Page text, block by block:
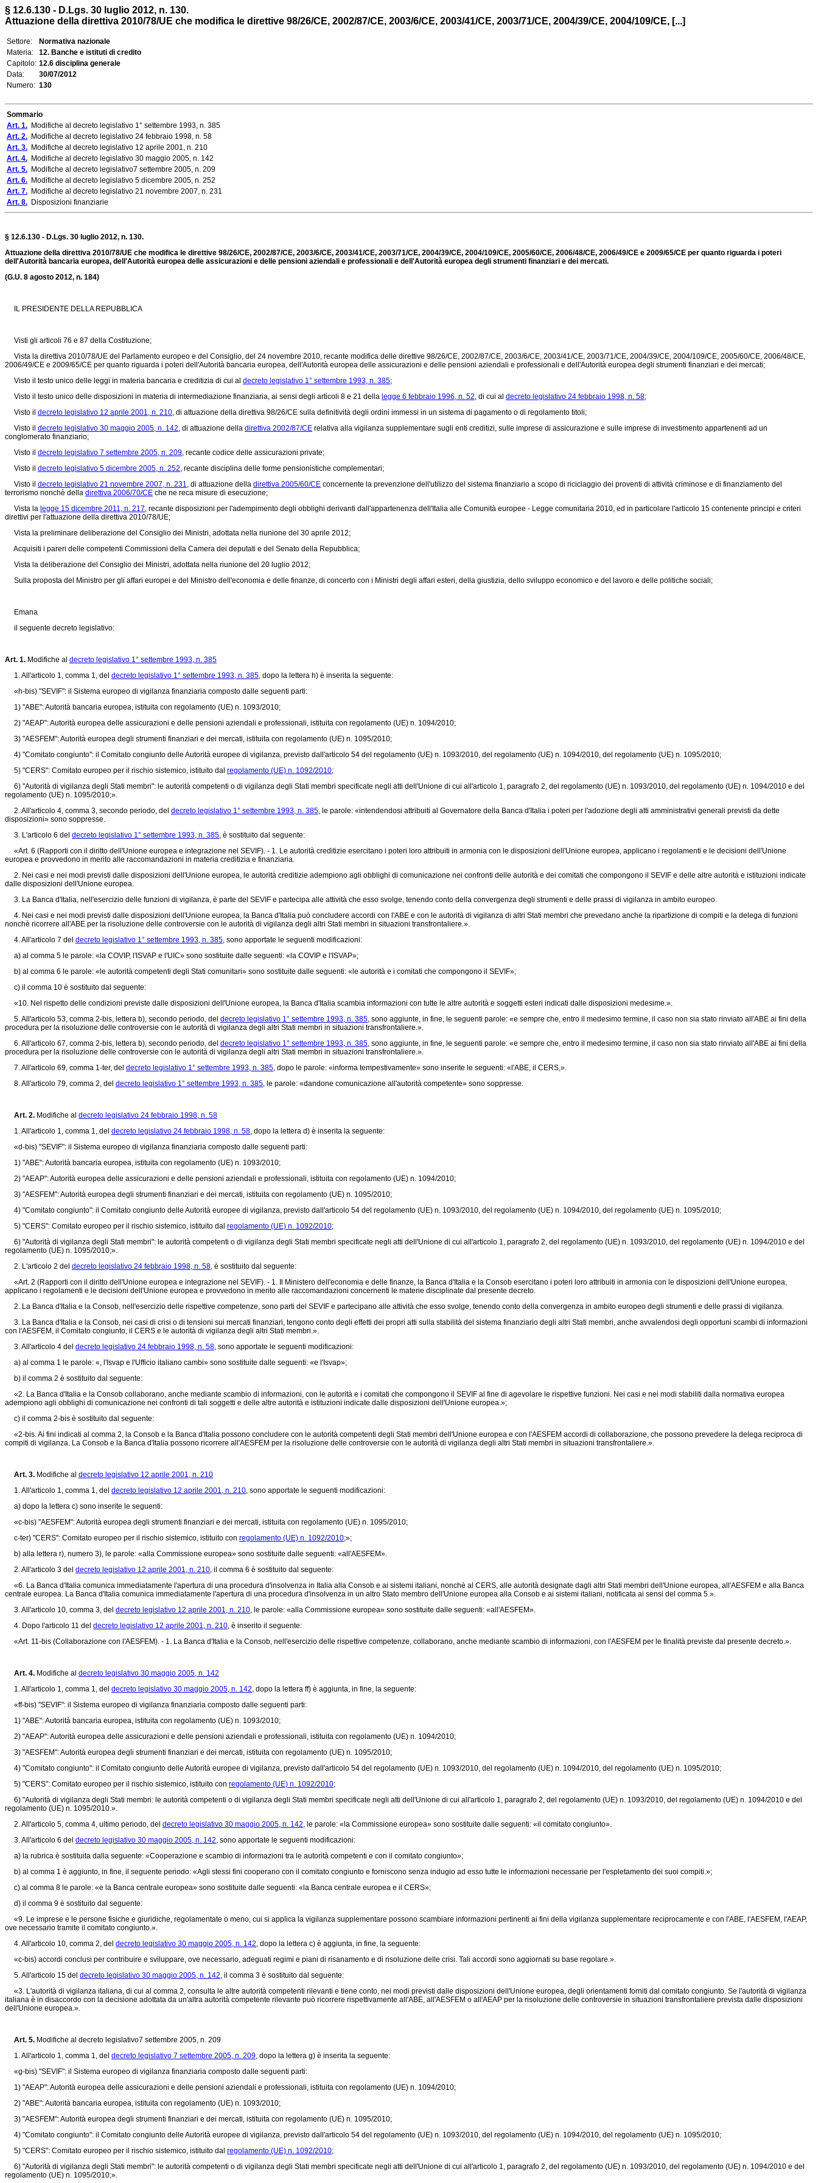
§ 12.6.130 - D.Lgs. 30 luglio 2012, n. 130.
Attuazione della direttiva 2010/78/UE che modifica le direttive 98/26/CE, 2002/87/CE, 2003/6/CE, 2003/41/CE, 2003/71/CE, 2004/39/CE, 2004/109/CE, [...]
Settore:
Normativa nazionale
Materia:
12. Banche e istituti di credito
Capitolo: 12.6 disciplina generale
Data:
30/07/2012
Numero: 130
Sommario
Art. 1. Modifiche al decreto legislativo 1° settembre 1993, n. 385
Art. 2. Modifiche al decreto legislativo 24 febbraio 1998, n. 58
Art. 3. Modifiche al decreto legislativo 12 aprile 2001, n. 210
Art. 4. Modifiche al decreto legislativo 30 maggio 2005, n. 142
Art. 5. Modifiche al decreto legislativo7 settembre 2005, n. 209
Art. 6. Modifiche al decreto legislativo 5 dicembre 2005, n. 252
Art. 7. Modifiche al decreto legislativo 21 novembre 2007, n. 231
Art. 8. Disposizioni finanziarie
§ 12.6.130 - D.Lgs. 30 luglio 2012, n. 130.
Attuazione della direttiva 2010/78/UE che modifica le direttive 98/26/CE, 2002/87/CE, 2003/6/CE, 2003/41/CE, 2003/71/CE, 2004/39/CE, 2004/109/CE, 2005/60/CE, 2006/48/CE, 2006/49/CE e 2009/65/CE per quanto riguarda i poteri
dell'Autorità bancaria europea, dell'Autorità europea delle assicurazioni e delle pensioni aziendali e professionali e dell'Autorità europea degli strumenti finanziari e dei mercati.
(G.U. 8 agosto 2012, n. 184)
IL PRESIDENTE DELLA REPUBBLICA
Visti gli articoli 76 e 87 della Costituzione;
Vista la direttiva 2010/78/UE del Parlamento europeo e del Consiglio, del 24 novembre 2010, recante modifica delle direttive 98/26/CE, 2002/87/CE, 2003/6/CE, 2003/41/CE, 2003/71/CE, 2004/39/CE, 2004/109/CE, 2005/60/CE, 2006/48/CE,
2006/49/CE e 2009/65/CE per quanto riguarda i poteri dell'Autorità bancaria europea, dell'Autorità europea delle assicurazioni e delle pensioni aziendali e professionali e dell'Autorità europea degli strumenti finanziari e dei mercati;
Visto il testo unico delle leggi in materia bancaria e creditizia di cui al decreto legislativo 1° settembre 1993, n. 385;
Visto il testo unico delle disposizioni in materia di intermediazione finanziaria, ai sensi degli articoli 8 e 21 della legge 6 febbraio 1996, n. 52, di cui al decreto legislativo 24 febbraio 1998, n. 58;
Visto il decreto legislativo 12 aprile 2001, n. 210, di attuazione della direttiva 98/26/CE sulla definitività degli ordini immessi in un sistema di pagamento o di regolamento titoli;
Visto il decreto legislativo 30 maggio 2005, n. 142, di attuazione della direttiva 2002/87/CE relativa alla vigilanza supplementare sugli enti creditizi, sulle imprese di assicurazione e sulle imprese di investimento appartenenti ad un
conglomerato finanziario;
Visto il decreto legislativo 7 settembre 2005, n. 209, recante codice delle assicurazioni private;
Visto il decreto legislativo 5 dicembre 2005, n. 252, recante disciplina delle forme pensionistiche complementari;
Visto il decreto legislativo 21 novembre 2007, n. 231, di attuazione della direttiva 2005/60/CE concernente la prevenzione dell'utilizzo del sistema finanziario a scopo di riciclaggio dei proventi di attività criminose e di finanziamento del
terrorismo nonchè della direttiva 2006/70/CE che ne reca misure di esecuzione;
Vista la legge 15 dicembre 2011, n. 217, recante disposizioni per l'adempimento degli obblighi derivanti dall'appartenenza dell'Italia alle Comunità europee - Legge comunitaria 2010, ed in particolare l'articolo 15 contenente principi e criteri
direttivi per l'attuazione della direttiva 2010/78/UE;
Vista la preliminare deliberazione del Consiglio dei Ministri, adottata nella riunione del 30 aprile 2012;
Acquisiti i pareri delle competenti Commissioni della Camera dei deputati e del Senato della Repubblica;
Vista la deliberazione del Consiglio dei Ministri, adottata nella riunione del 20 luglio 2012;
Sulla proposta del Ministro per gli affari europei e del Ministro dell'economia e delle finanze, di concerto con i Ministri degli affari esteri, della giustizia, dello sviluppo economico e del lavoro e delle politiche sociali;
Emana
il seguente decreto legislativo:
Art. 1. Modifiche al decreto legislativo 1° settembre 1993, n. 385
1. All'articolo 1, comma 1, del decreto legislativo 1° settembre 1993, n. 385, dopo la lettera h) è inserita la seguente:
«h-bis) "SEVIF": il Sistema europeo di vigilanza finanziaria composto dalle seguenti parti:
1) "ABE": Autorità bancaria europea, istituita con regolamento (UE) n. 1093/2010;
2) "AEAP": Autorità europea delle assicurazioni e delle pensioni aziendali e professionali, istituita con regolamento (UE) n. 1094/2010;
3) "AESFEM": Autorità europea degli strumenti finanziari e dei mercati, istituita con regolamento (UE) n. 1095/2010;
4) "Comitato congiunto": il Comitato congiunto delle Autorità europee di vigilanza, previsto dall'articolo 54 del regolamento (UE) n. 1093/2010, del regolamento (UE) n. 1094/2010, del regolamento (UE) n. 1095/2010;
5) "CERS": Comitato europeo per il rischio sistemico, istituito dal regolamento (UE) n. 1092/2010;
6) "Autorità di vigilanza degli Stati membri": le autorità competenti o di vigilanza degli Stati membri specificate negli atti dell'Unione di cui all'articolo 1, paragrafo 2, del regolamento (UE) n. 1093/2010, del regolamento (UE) n. 1094/2010 e del
regolamento (UE) n. 1095/2010;».
2. All'articolo 4, comma 3, secondo periodo, del decreto legislativo 1° settembre 1993, n. 385, le parole: «intendendosi attribuiti al Governatore della Banca d'Italia i poteri per l'adozione degli atti amministrativi generali previsti da dette
disposizioni» sono soppresse.
3. L'articolo 6 del decreto legislativo 1° settembre 1993, n. 385, è sostituito dal seguente:
«Art. 6 (Rapporti con il diritto dell'Unione europea e integrazione nel SEVIF). - 1. Le autorità creditizie esercitano i poteri loro attribuiti in armonia con le disposizioni dell'Unione europea, applicano i regolamenti e le decisioni dell'Unione
europea e provvedono in merito alle raccomandazioni in materia creditizia e finanziaria.
2. Nei casi e nei modi previsti dalle disposizioni dell'Unione europea, le autorità creditizie adempiono agli obblighi di comunicazione nei confronti delle autorità e dei comitati che compongono il SEVIF e delle altre autorità e istituzioni indicate
dalle disposizioni dell'Unione europea.
3. La Banca d'Italia, nell'esercizio delle funzioni di vigilanza, è parte del SEVIF e partecipa alle attività che esso svolge, tenendo conto della convergenza degli strumenti e delle prassi di vigilanza in ambito europeo.
4. Nei casi e nei modi previsti dalle disposizioni dell'Unione europea, la Banca d'Italia può concludere accordi con l'ABE e con le autorità di vigilanza di altri Stati membri che prevedano anche la ripartizione di compiti e la delega di funzioni
nonchè ricorrere all'ABE per la risoluzione delle controversie con le autorità di vigilanza degli altri Stati membri in situazioni transfrontaliere.».
4. All'articolo 7 del decreto legislativo 1° settembre 1993, n. 385, sono apportate le seguenti modificazioni:
a) al comma 5 le parole: «la COVIP, l'ISVAP e l'UIC» sono sostituite dalle seguenti: «la COVIP e l'ISVAP»;
b) al comma 6 le parole: «le autorità competenti degli Stati comunitari» sono sostituite dalle seguenti: «le autorità e i comitati che compongono il SEVIF»;
c) il comma 10 è sostituito dal seguente:
«10. Nel rispetto delle condizioni previste dalle disposizioni dell'Unione europea, la Banca d'Italia scambia informazioni con tutte le altre autorità e soggetti esteri indicati dalle disposizioni medesime.».
5. All'articolo 53, comma 2-bis, lettera b), secondo periodo, del decreto legislativo 1° settembre 1993, n. 385, sono aggiunte, in fine, le seguenti parole: «e sempre che, entro il medesimo termine, il caso non sia stato rinviato all'ABE ai fini della
procedura per la risoluzione delle controversie con le autorità di vigilanza degli altri Stati membri in situazioni transfrontaliere.».
6. All'articolo 67, comma 2-bis, lettera b), secondo periodo, del decreto legislativo 1° settembre 1993, n. 385, sono aggiunte, in fine, le seguenti parole: «e sempre che, entro il medesimo termine, il caso non sia stato rinviato all'ABE ai fini della
procedura per la risoluzione delle controversie con le autorità di vigilanza degli altri Stati membri in situazioni transfrontaliere.».
7. All'articolo 69, comma 1-ter, del decreto legislativo 1° settembre 1993, n. 385, dopo le parole: «informa tempestivamente» sono inserite le seguenti: «l'ABE, il CERS,».
8. All'articolo 79, comma 2, del decreto legislativo 1° settembre 1993, n. 385, le parole: «dandone comunicazione all'autorità competente» sono soppresse.
Art. 2. Modifiche al decreto legislativo 24 febbraio 1998, n. 58
1. All'articolo 1, comma 1, del decreto legislativo 24 febbraio 1998, n. 58, dopo la lettera d) è inserita la seguente:
«d-bis) "SEVIF": il Sistema europeo di vigilanza finanziaria composto dalle seguenti parti:
1) "ABE": Autorità bancaria europea, istituita con regolamento (UE) n. 1093/2010;
2) "AEAP": Autorità europea delle assicurazioni e delle pensioni aziendali e professionali, istituita con regolamento (UE) n. 1094/2010;
3) "AESFEM": Autorità europea degli strumenti finanziari e dei mercati, istituita con regolamento (UE) n. 1095/2010;
4) "Comitato congiunto": il Comitato congiunto delle Autorità europee di vigilanza, previsto dall'articolo 54 del regolamento (UE) n. 1093/2010, del regolamento (UE) n. 1094/2010, del regolamento (UE) n. 1095/2010;
5) "CERS": Comitato europeo per il rischio sistemico, istituito dal regolamento (UE) n. 1092/2010;
6) "Autorità di vigilanza degli Stati membri": le autorità competenti o di vigilanza degli Stati membri specificate negli atti dell'Unione di cui all'articolo 1, paragrafo 2, del regolamento (UE) n. 1093/2010, del regolamento (UE) n. 1094/2010 e del
regolamento (UE) n. 1095/2010;».
2. L'articolo 2 del decreto legislativo 24 febbraio 1998, n. 58, è sostituito dal seguente:
«Art. 2 (Rapporti con il diritto dell'Unione europea e integrazione nel SEVIF). - 1. Il Ministero dell'economia e delle finanze, la Banca d'Italia e la Consob esercitano i poteri loro attribuiti in armonia con le disposizioni dell'Unione europea,
applicano i regolamenti e le decisioni dell'Unione europea e provvedono in merito alle raccomandazioni concernenti le materie disciplinate dal presente decreto.
2. La Banca d'Italia e la Consob, nell'esercizio delle rispettive competenze, sono parti del SEVIF e partecipano alle attività che esso svolge, tenendo conto della convergenza in ambito europeo degli strumenti e delle prassi di vigilanza.
3. La Banca d'Italia e la Consob, nei casi di crisi o di tensioni sui mercati finanziari, tengono conto degli effetti dei propri atti sulla stabilità del sistema finanziario degli altri Stati membri, anche avvalendosi degli opportuni scambi di informazioni
con l'AESFEM, il Comitato congiunto, il CERS e le autorità di vigilanza degli altri Stati membri.».
3. All'articolo 4 del decreto legislativo 24 febbraio 1998, n. 58, sono apportate le seguenti modificazioni:
a) al comma 1 le parole: «, l'Isvap e l'Ufficio italiano cambi» sono sostituite dalle seguenti: «e l'Isvap»;
b) il comma 2 è sostituito dal seguente:
«2. La Banca d'Italia e la Consob collaborano, anche mediante scambio di informazioni, con le autorità e i comitati che compongono il SEVIF al fine di agevolare le rispettive funzioni. Nei casi e nei modi stabiliti dalla normativa europea
adempiono agli obblighi di comunicazione nei confronti di tali soggetti e delle altre autorità e istituzioni indicate dalle disposizioni dell'Unione europea.»;
c) il comma 2-bis è sostituito dal seguente:
«2-bis. Ai fini indicati al comma 2, la Consob e la Banca d'Italia possono concludere con le autorità competenti degli Stati membri dell'Unione europea e con l'AESFEM accordi di collaborazione, che possono prevedere la delega reciproca di
compiti di vigilanza. La Consob e la Banca d'Italia possono ricorrere all'AESFEM per la risoluzione delle controversie con le autorità di vigilanza degli altri Stati membri in situazioni transfrontaliere.».
Art. 3. Modifiche al decreto legislativo 12 aprile 2001, n. 210
1. All'articolo 1, comma 1, del decreto legislativo 12 aprile 2001, n. 210, sono apportate le seguenti modificazioni:
a) dopo la lettera c) sono inserite le seguenti:
«c-bis) "AESFEM": Autorità europea degli strumenti finanziari e dei mercati, istituita con regolamento (UE) n. 1095/2010;
c-ter) "CERS": Comitato europeo per il rischio sistemico, istituito con regolamento (UE) n. 1092/2010;»;
b) alla lettera r), numero 3), le parole: «alla Commissione europea» sono sostituite dalle seguenti: «all'AESFEM».
2. All'articolo 3 del decreto legislativo 12 aprile 2001, n. 210, il comma 6 è sostituito dal seguente:
«6. La Banca d'Italia comunica immediatamente l'apertura di una procedura d'insolvenza in Italia alla Consob e ai sistemi italiani, nonchè al CERS, alle autorità designate dagli altri Stati membri dell'Unione europea, all'AESFEM e alla Banca
centrale europea. La Banca d'Italia comunica immediatamente l'apertura di una procedura d'insolvenza in un altro Stato membro dell'Unione europea alla Consob e ai sistemi italiani, notificata ai sensi del comma 5.».
3. All'articolo 10, comma 3, del decreto legislativo 12 aprile 2001, n. 210, le parole: «alla Commissione europea» sono sostituite dalle seguenti: «all'AESFEM».
4. Dopo l'articolo 11 del decreto legislativo 12 aprile 2001, n. 210, è inserito il seguente:
«Art. 11-bis (Collaborazione con l'AESFEM). - 1. La Banca d'Italia e la Consob, nell'esercizio delle rispettive competenze, collaborano, anche mediante scambio di informazioni, con l'AESFEM per le finalità previste dal presente decreto.».
Art. 4. Modifiche al decreto legislativo 30 maggio 2005, n. 142
1. All'articolo 1, comma 1, del decreto legislativo 30 maggio 2005, n. 142, dopo la lettera ff) è aggiunta, in fine, la seguente:
«ff-bis) "SEVIF": il Sistema europeo di vigilanza finanziaria composto dalle seguenti parti:
1) "ABE": Autorità bancaria europea, istituita con regolamento (UE) n. 1093/2010;
2) "AEAP": Autorità europea delle assicurazioni e delle pensioni aziendali e professionali, istituita con regolamento (UE) n. 1094/2010;
3) "AESFEM": Autorità europea degli strumenti finanziari e dei mercati, istituita con regolamento (UE) n. 1095/2010;
4) "Comitato congiunto": il Comitato congiunto delle Autorità europee di vigilanza, previsto dall'articolo 54 del regolamento (UE) n. 1093/2010, del regolamento (UE) n. 1094/2010, del regolamento (UE) n. 1095/2010;
5) "CERS": Comitato europeo per il rischio sistemico, istituito con regolamento (UE) n. 1092/2010;
6) "Autorità di vigilanza degli Stati membri: le autorità competenti o di vigilanza degli Stati membri specificate negli atti dell'Unione di cui all'articolo 1, paragrafo 2, del regolamento (UE) n. 1093/2010, del regolamento (UE) n. 1094/2010 e del
regolamento (UE) n. 1095/2010.».
2. All'articolo 5, comma 4, ultimo periodo, del decreto legislativo 30 maggio 2005, n. 142, le parole: «la Commissione europea» sono sostituite dalle seguenti: «il comitato congiunto».
3. All'articolo 6 del decreto legislativo 30 maggio 2005, n. 142, sono apportate le seguenti modificazioni:
a) la rubrica è sostituita dalla seguente: «Cooperazione e scambio di informazioni tra le autorità competenti e con il comitato congiunto»;
b) al comma 1 è aggiunto, in fine, il seguente periodo: «Agli stessi fini cooperano con il comitato congiunto e forniscono senza indugio ad esso tutte le informazioni necessarie per l'espletamento dei suoi compiti.»;
c) al comma 8 le parole: «e la Banca centrale europea» sono sostituite dalle seguenti: «la Banca centrale europea e il CERS»;
d) il comma 9 è sostituito dal seguente:
«9. Le imprese e le persone fisiche e giuridiche, regolamentate o meno, cui si applica la vigilanza supplementare possono scambiare informazioni pertinenti ai fini della vigilanza supplementare reciprocamente e con l'ABE, l'AESFEM, l'AEAP,
ove necessario tramite il comitato congiunto.».
4. All'articolo 10, comma 2, del decreto legislativo 30 maggio 2005, n. 142, dopo la lettera c) è aggiunta, in fine, la seguente:
«c-bis) accordi conclusi per contribuire e sviluppare, ove necessario, adeguati regimi e piani di risanamento e di risoluzione delle crisi. Tali accordi sono aggiornati su base regolare.».
5. All'articolo 15 del decreto legislativo 30 maggio 2005, n. 142, il comma 3 è sostituito dal seguente:
«3. L'autorità di vigilanza italiana, di cui al comma 2, consulta le altre autorità competenti rilevanti e tiene conto, nei modi previsti dalle disposizioni dell'Unione europea, degli orientamenti forniti dal comitato congiunto. Se l'autorità di vigilanza
italiana è in disaccordo con la decisione adottata da un'altra autorità competente rilevante può ricorrere rispettivamente all'ABE, all'AESFEM o all'AEAP per la risoluzione delle controversie in situazioni transfrontaliere prevista dalle disposizioni
dell'Unione europea.».
Art. 5. Modifiche al decreto legislativo7 settembre 2005, n. 209
1. All'articolo 1, comma 1, del decreto legislativo 7 settembre 2005, n. 209, dopo la lettera g) è inserita la seguente:
«g-bis) "SEVIF": il Sistema europeo di vigilanza finanziaria composto dalle seguenti parti:
1) "AEAP": Autorità europea delle assicurazioni e delle pensioni aziendali e professionali, istituita con regolamento (UE) n. 1094/2010;
2) "ABE": Autorità bancaria europea, istituita con regolamento (UE) n. 1093/2010;
3) "AESFEM": Autorità europea degli strumenti finanziari e dei mercati, istituita con regolamento (UE) n. 1095/2010;
4) "Comitato congiunto": il Comitato congiunto delle Autorità europee di vigilanza, previsto dall'articolo 54 del regolamento (UE) n. 1093/2010, del regolamento (UE) n. 1094/2010, del regolamento (UE) n. 1095/2010;
5) "CERS": Comitato europeo per il rischio sistemico, istituito dal regolamento (UE) n. 1092/2010;
6) "Autorità di vigilanza degli Stati membri": le autorità competenti o di vigilanza degli Stati membri specificate negli atti dell'Unione di cui all'articolo 1, paragrafo 2, del regolamento (UE) n. 1093/2010, del regolamento (UE) n. 1094/2010 e del
regolamento (UE) n. 1095/2010;».